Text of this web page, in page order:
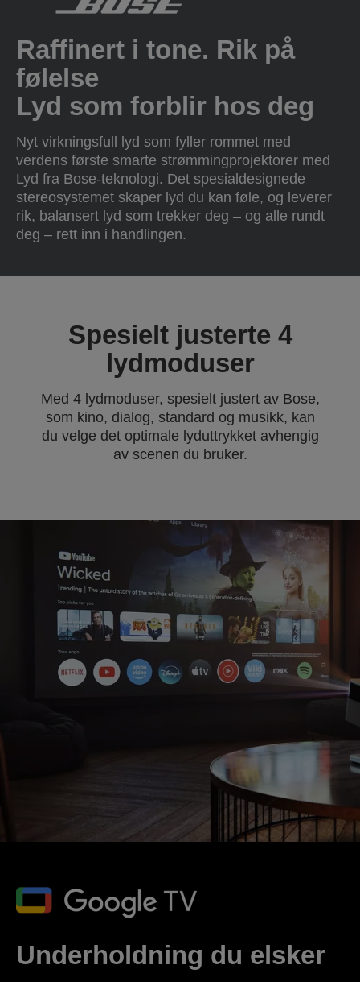
Raffinert i tone. Rik på
følelse
Lyd som forblir hos deg
Nyt virkningsfull lyd som fyller rommet med
verdens første smarte strømmingprojektorer med
Lyd fra Bose-teknologi. Det spesialdesignede
stereosystemet skaper lyd du kan føle, og leverer
rik, balansert lyd som trekker deg – og alle rundt
deg – rett inn i handlingen.
Spesielt justerte 4
lydmoduser
Med 4 lydmoduser, spesielt justert av Bose,
som kino, dialog, standard og musikk, kan
du velge det optimale lyduttrykket avhengig
av scenen du bruker.
Underholdning du elsker